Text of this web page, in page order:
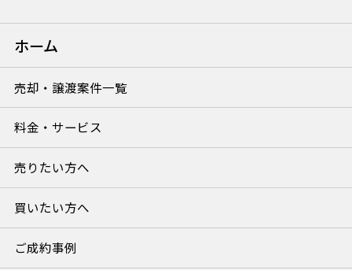
ホーム
売却・譲渡案件一覧
料金・サービス
売りたい方へ
買いたい方へ
ご成約事例